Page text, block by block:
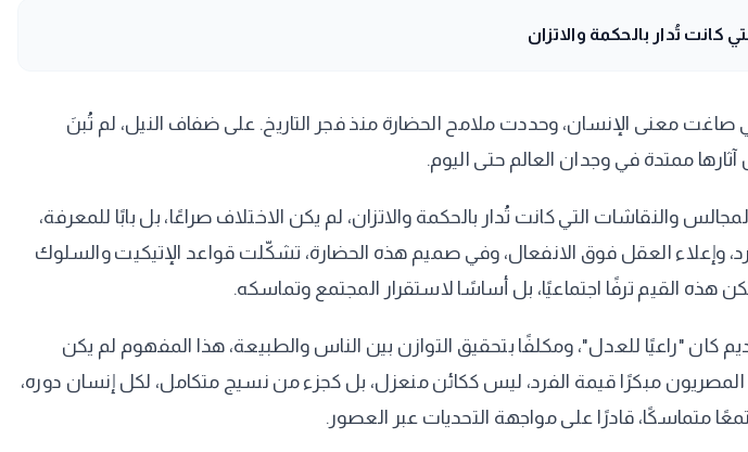
تُدار بالحكمة والاتزان
صاغت معنى الإنسان، وحددت ملامح الحضارة منذ فجر التاريخ. على ضفاف النيل، لم تُبنَ
ممتدة في وجدان العالم حتى اليوم.
والنقاشات التي كانت تُدار بالحكمة والاتزان، لم يكن الاختلاف صراعًا، بل بابًا للمعرفة،
وإعلاء العقل فوق الانفعال، وفي صميم هذه الحضارة، تشكّلت قواعد الإتيكيت والسلوك
تكن هذه القيم ترفًا اجتماعيًا، بل أساسًا لاستقرار المجتمع وتماسكه.
"راعيًا للعدل"، ومكلفًا بتحقيق التوازن بين الناس والطبيعة، هذا المفهوم لم يكن
مبكرًا قيمة الفرد، ليس ككائن منعزل، بل كجزء من نسيج متكامل، لكل إنسان دوره،
متماسكًا، قادرًا على مواجهة التحديات عبر العصور.